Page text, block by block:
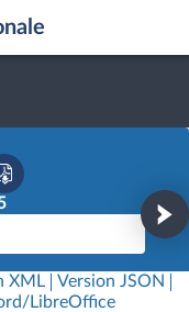
XML
Version JSON
LibreOffice